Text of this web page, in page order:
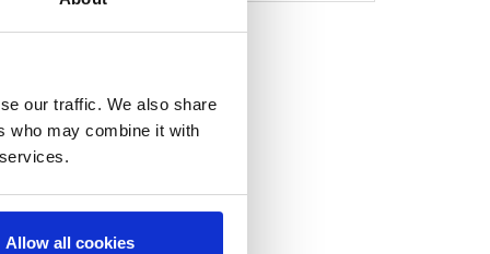
our traffic. We also share
who may combine it with
Allow all cookies